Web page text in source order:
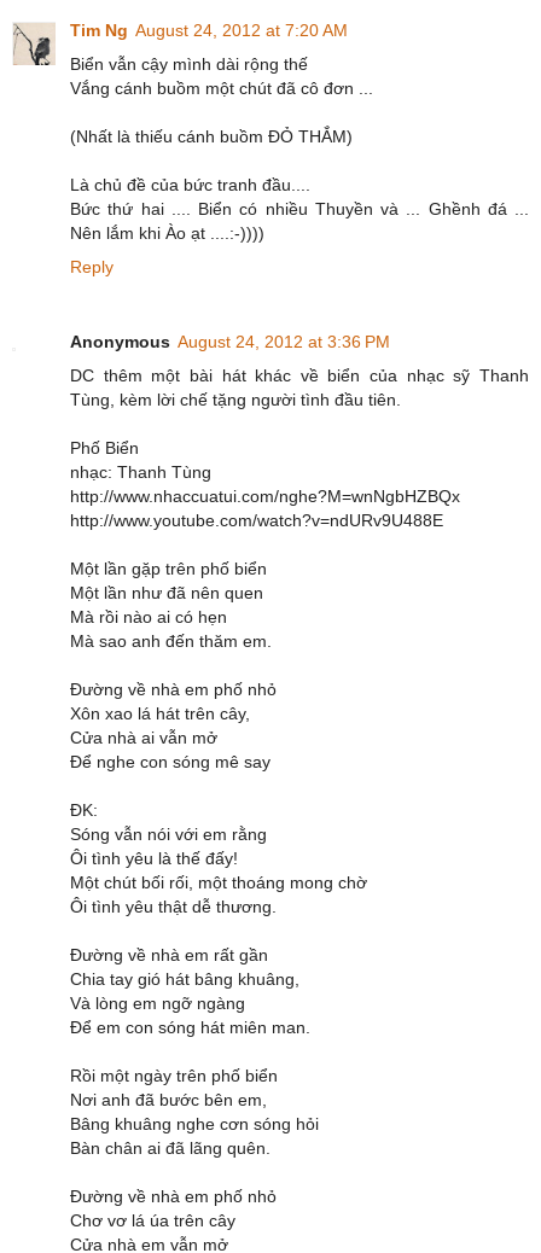
Tim Ng August 24, 2012 at 7:20 AM
Biển vẫn cậy mình dài rộng thế
Vắng cánh buồm một chút đã cô đơn ...
(Nhất là thiếu cánh buồm ĐỎ THẮM)
Là chủ đề của bức tranh đầu....
Bức thứ hai .... Biển có nhiều Thuyền và ... Ghềnh đá ...
Nên lắm khi Ào ạt ....:-))))
Reply
Anonymous August 24, 2012 at 3:36 PM
DC thêm một bài hát khác về biển của nhạc sỹ Thanh
Tùng, kèm lời chế tặng người tình đầu tiên.
Phố Biển
nhạc: Thanh Tùng
http://www.nhaccuatui.com/nghe?M=wnNgbHZBQx
http://www.youtube.com/watch?v=ndURv9U488E
Một lần gặp trên phố biển
Một lần như đã nên quen
Mà rồi nào ai có hẹn
Mà sao anh đến thăm em.
Đường về nhà em phố nhỏ
Xôn xao lá hát trên cây,
Cửa nhà ai vẫn mở
Để nghe con sóng mê say
ĐK:
Sóng vẫn nói với em rằng
Ôi tình yêu là thế đấy!
Một chút bối rối, một thoáng mong chờ
Ôi tình yêu thật dễ thương.
Đường về nhà em rất gần
Chia tay gió hát bâng khuâng,
Và lòng em ngỡ ngàng
Để em con sóng hát miên man.
Rồi một ngày trên phố biển
Nơi anh đã bước bên em,
Bâng khuâng nghe cơn sóng hỏi
Bàn chân ai đã lãng quên.
Đường về nhà em phố nhỏ
Chơ vơ lá úa trên cây
Cửa nhà em vẫn mở